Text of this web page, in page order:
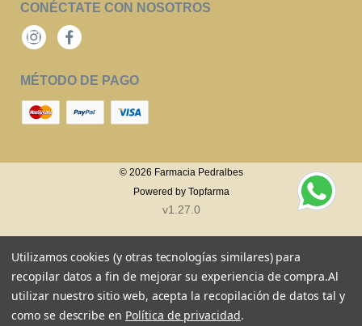
CONÉCTATE CON NOSOTROS
InstagramFacebook
MÉTODO DE PAGO
© 2026 Farmacia Pedralbes
Powered by Topfarma
v1.27.0
Utilizamos cookies (y otras tecnologías similares) para
recopilar datos a fin de mejorar su experiencia de compra.Al
utilizar nuestro sitio web, acepta la recopilación de datos tal y
como se describe en Política de privacidad.